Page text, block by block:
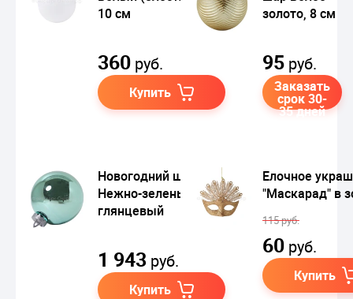
10 см
360 руб.
Купить
золото, 8 см
95 руб.
Заказать
срок 30-
35 дней
Новогодний шар
Нежно-зеленый
глянцевый
1 943 руб.
Купить
Елочное
"Маскарад" в
115 руб.
60 руб.
Купить